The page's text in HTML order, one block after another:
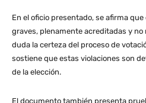
En el oficio presentado, se afirma
graves, plenamente acreditadas y no
duda la certeza del proceso de
sostiene que estas violaciones son
de la elección.
El documento también presenta